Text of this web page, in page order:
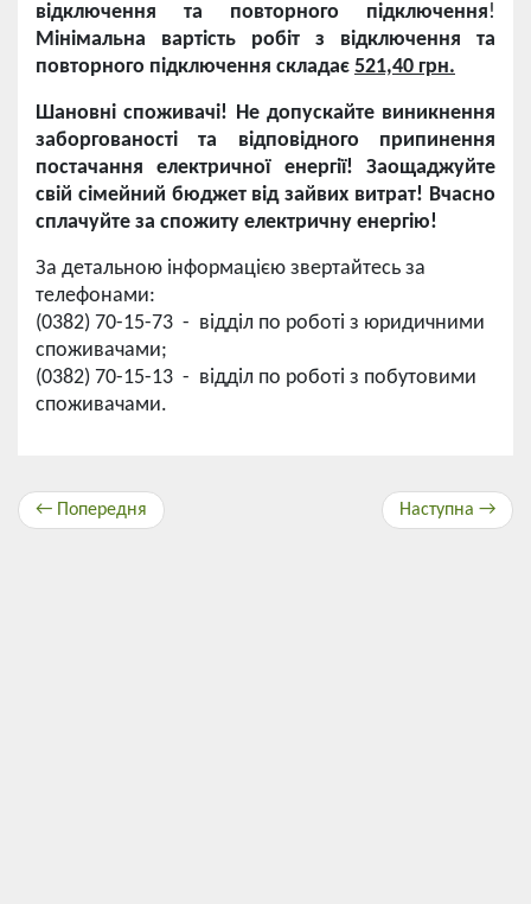
відключення та повторного підключення!
Мінімальна вартість робіт з відключення та
повторного підключення складає 521,40 грн.
Шановні споживачі! Не допускайте виникнення
заборгованості та відповідного припинення
постачання електричної енергії! Заощаджуйте
свій сімейний бюджет від зайвих витрат! Вчасно
сплачуйте за спожиту електричну енергію!
За детальною інформацією звертайтесь за
телефонами:
(0382) 70-15-73 - відділ по роботі з юридичними
споживачами;
(0382) 70-15-13 - відділ по роботі з побутовими
споживачами.
← Попередня Наступна →